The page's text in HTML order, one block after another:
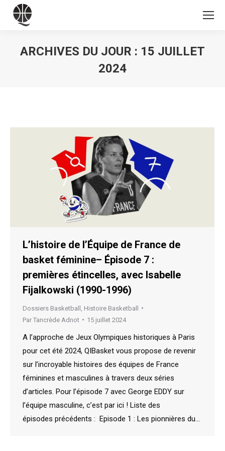
ARCHIVES DU JOUR : 15 JUILLET
2024
L’histoire de l’Équipe de France de
basket féminine– Épisode 7 :
premières étincelles, avec Isabelle
Fijalkowski (1990-1996)
Dossiers Basketball
Histoire Basketball
Par Tancrède Adnot 15 juillet 2024
A l’approche de Jeux Olympiques historiques à Paris
pour cet été 2024, QIBasket vous propose de revenir
sur l’incroyable histoires des équipes de France
féminines et masculines à travers deux séries
d’articles. Pour l’épisode 7 avec George EDDY sur
l’équipe masculine, c’est par ici ! Liste des
épisodes précédents : Episode 1 : Les pionnières du…